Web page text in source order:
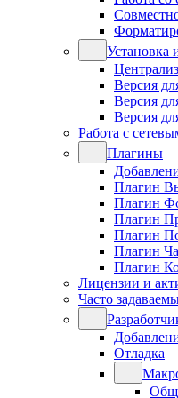
Установка
Версия
Версия
Версия
Работа с
Плагины
Плагин
Плагин
Плагин
Плагин
Плагин
Плагин
Лицензии и
Часто
Отладка